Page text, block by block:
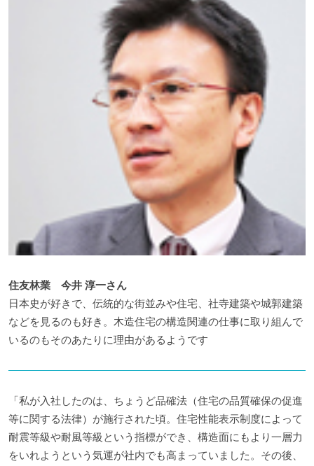
住友林業 今井 淳一さん
日本史が好きで、伝統的な街並みや住宅、社寺建築や城郭建築
などを見るのも好き。 木造住宅の構造関連の仕事に取り組んで
いるのもそのあたりに理由があるようです
「私が入社したのは、ちょうど品確法（住宅の品質確保の促進
等に関する法律）が施行された頃。住宅性能表示制度によって
耐震等級や耐風等級という指標ができ、構造面にもより一層力
をいれようという気運が社内でも高まっていました。その後、